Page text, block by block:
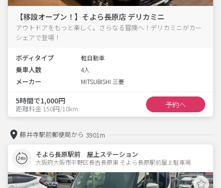
【移設オープン！】そよら長原店 デリカミニ
アウトドアをもっと楽しく。さらなる冒険へ！デリカミニがカー
シェアで登場！
ボディタイプ 軽自動車
乗車人数 4人
メーカー MITSUBISHI 三菱
5時間で1,000円
距離料金 150円/10km 予約へ
藤井寺駅前郵便局から 3901m
そよら長原駅前 屋上ステーション
大阪府大阪市平野区長吉長原東 そよら長原駅前屋上駐車場